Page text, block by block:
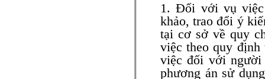
1. Đối với vụ việc
khảo, trao đổi ý
tại cơ sở về quy
việc theo quy
việc đối với người
phương án sử